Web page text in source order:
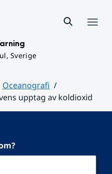
Sverige
Oceanografi
upptag av koldioxid